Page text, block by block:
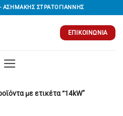
ΑΣΗΜΑΚΗΣ ΣΤΡΑΤΟΓΙΑΝΝΗΣ
ΕΠΙΚΟΙΝΩΝΊΑ
με ετικέτα “14kW”